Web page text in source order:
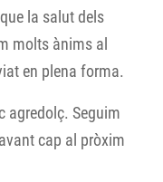
la salut dels
molts ànims al
en plena forma.
agredolç. Seguim
cap al pròxim